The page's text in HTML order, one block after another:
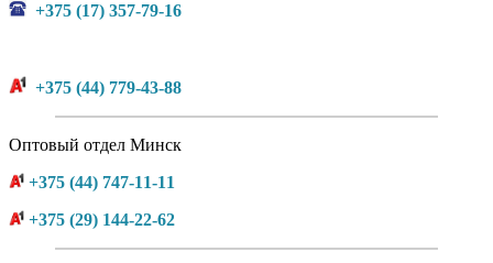
+375 (17) 357-79-16
+375 (44) 779-43-88
Оптовый отдел Минск
+375 (44) 747-11-11
+375 (29) 144-22-62